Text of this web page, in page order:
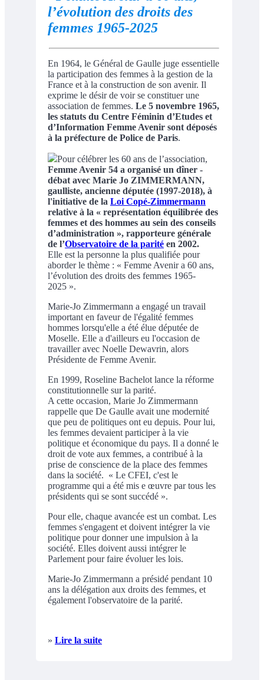
l’évolution des droits des
femmes 1965-2025
En 1964, le Général de Gaulle juge essentielle
la participation des femmes à la gestion de la
France et à la construction de son avenir. Il
exprime le désir de voir se constituer une
association de femmes. Le 5 novembre 1965,
les statuts du Centre Féminin d’Etudes et
d’Information Femme Avenir sont déposés
à la préfecture de Police de Paris.
Pour célébrer les 60 ans de l’association,
Femme Avenir 54 a organisé un dîner -
débat avec Marie Jo ZIMMERMANN,
gaulliste, ancienne députée (1997-2018), à
l'initiative de la Loi Copé-Zimmermann
relative à la « représentation équilibrée des
femmes et des hommes au sein des conseils
d’administration », rapporteure générale
de l’Observatoire de la parité en 2002.
Elle est la personne la plus qualifiée pour
aborder le thème : « Femme Avenir a 60 ans,
l’évolution des droits des femmes 1965-
2025 ».
Marie-Jo Zimmermann a engagé un travail
important en faveur de l'égalité femmes
hommes lorsqu'elle a été élue députée de
Moselle. Elle a d'ailleurs eu l'occasion de
travailler avec Noelle Dewavrin, alors
Présidente de Femme Avenir.
En 1999, Roseline Bachelot lance la réforme
constitutionnelle sur la parité.
A cette occasion, Marie Jo Zimmermann
rappelle que De Gaulle avait une modernité
que peu de politiques ont eu depuis. Pour lui,
les femmes devaient participer à la vie
politique et économique du pays. Il a donné le
droit de vote aux femmes, a contribué à la
prise de conscience de la place des femmes
dans la société. « Le CFEI, c'est le
programme qui a été mis e œuvre par tous les
présidents qui se sont succédé ».
Pour elle, chaque avancée est un combat. Les
femmes s'engagent et doivent intégrer la vie
politique pour donner une impulsion à la
société. Elles doivent aussi intégrer le
Parlement pour faire évoluer les lois.
Marie-Jo Zimmermann a présidé pendant 10
ans la délégation aux droits des femmes, et
également l'observatoire de la parité.
» Lire la suite